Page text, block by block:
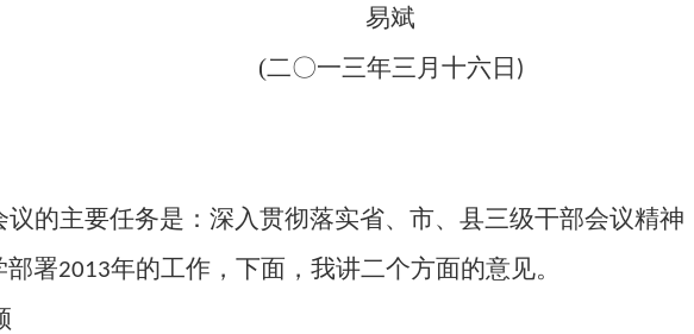
易斌
(二〇一三年三月十六日 )
的主要任务是：深入贯彻落实省、市、县三级干部会议精神
部署2013年的工作，下面，我讲二个方面的意见。